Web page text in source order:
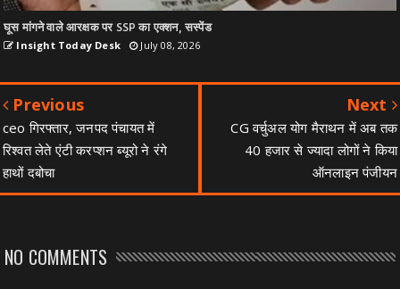
घूस मांगने वाले आरक्षक पर SSP का एक्शन, सस्पेंड
Insight Today Desk July 08, 2026
Previous
ceo गिरफ्तार, जनपद पंचायत में
रिश्वत लेते एंटी करप्शन ब्यूरो ने रंगे
हाथों दबोचा
Next
CG वर्चुअल योग मैराथन में अब तक
40 हजार से ज्यादा लोगों ने किया
ऑनलाइन पंजीयन
NO COMMENTS